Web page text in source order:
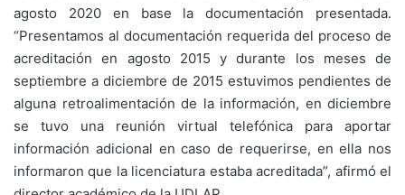
agosto 2020 en base la documentación presentada.
“Presentamos al documentación requerida del proceso de
acreditación en agosto 2015 y durante los meses de
septiembre a diciembre de 2015 estuvimos pendientes de
alguna retroalimentación de la información, en diciembre
se tuvo una reunión virtual telefónica para aportar
información adicional en caso de requerirse, en ella nos
informaron que la licenciatura estaba acreditada”, afirmó el